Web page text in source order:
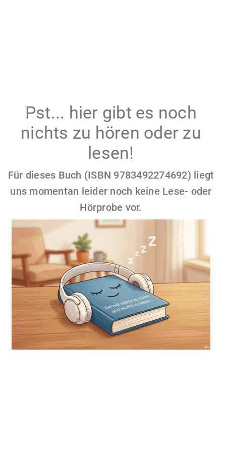
Pst... hier gibt es noch
nichts zu hören oder zu
lesen!
Für dieses Buch (ISBN 9783492274692) liegt
uns momentan leider noch keine Lese- oder
Hörprobe vor.